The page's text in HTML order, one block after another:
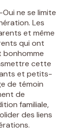
ne se limite
Les
et même
qui ont
bonhomme
cette
et petits-
de témoin
de
familiale,
des liens